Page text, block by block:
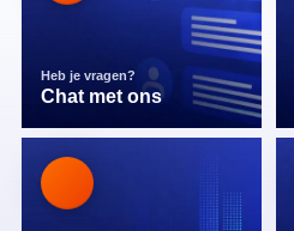
Heb je vragen?
Chat met ons